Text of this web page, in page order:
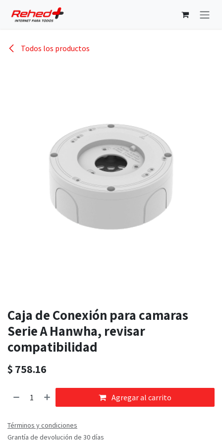
Todos los productos
Caja de Conexión para camaras
Serie A Hanwha, revisar
compatibilidad
$ 758.16
Agregar al carrito
Términos y condiciones
Grantía de devolución de 30 días